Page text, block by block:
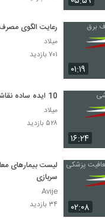
۱۴ بازدید
۰۱:۱۹
رعایت الگوی
میلاد
۷۰۱ بازدید
۱۶:۲۴
10 ایده ساده نقاشی
میلاد
۵۲۸ بازدید
۰۲:۰۸
لیست بیمارهای
سربازی
Avije
۳۴ بازدید